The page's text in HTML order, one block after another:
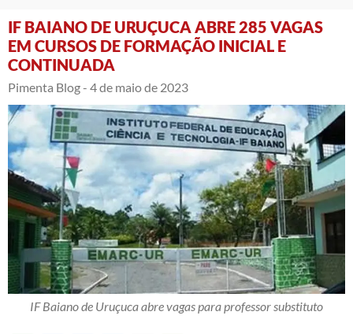
IF BAIANO DE URUÇUCA ABRE 285 VAGAS
EM CURSOS DE FORMAÇÃO INICIAL E
CONTINUADA
Pimenta Blog - 4 de maio de 2023
IF Baiano de Uruçuca abre vagas para professor substituto